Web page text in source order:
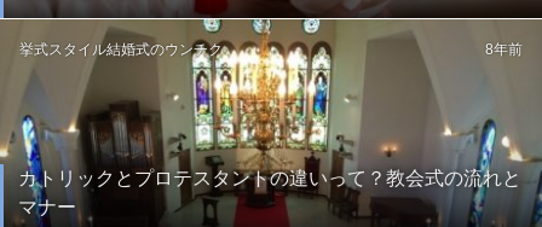
カトリックとプロテスタントの違いって？教会式の流れと
マナー
挙式スタイル結婚式のウンチク 8年前